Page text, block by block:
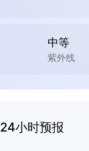
中等
紫外线
24小时预报